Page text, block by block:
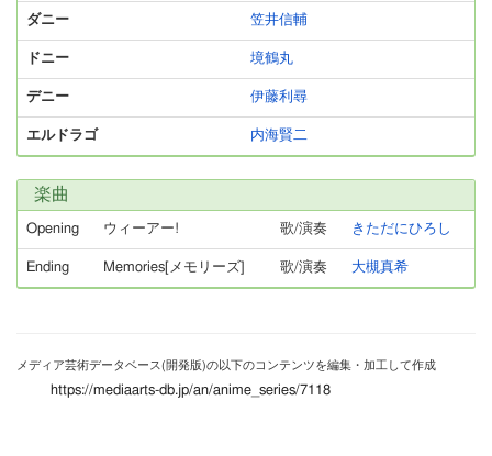
ダニー 笠井信輔
ドニー 境鶴丸
デニー 伊藤利尋
エルドラゴ 内海賢二
楽曲
Opening ウィーアー! 歌/演奏 きただにひろし
Ending Memories[メモリーズ] 歌/演奏 大槻真希
メディア芸術データベース(開発版)の以下のコンテンツを編集・加工して作成
https://mediaarts-db.jp/an/anime_series/7118